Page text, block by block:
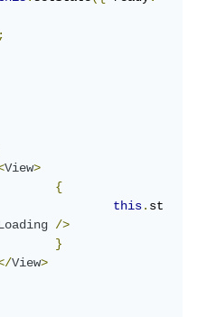
<View>
{
this.st
Loading
/>
}
</View>